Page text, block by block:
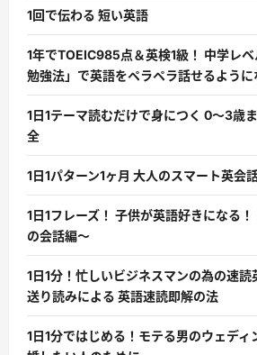
1回で伝わる 短い英語
1年でTOEIC985点＆英検1級！ 中学レ
勉強法」で英語をペラペラ話せるように
1日1テーマ読むだけで身につく 0〜3歳
全
1日1パターン1ヶ月 大人のスマート英会
1日1フレーズ！ 子供が英語好きになる
の会話編〜
1日1分！忙しいビジネスマンの為の速
送り読みによる 英語速読即解の法
1日1分ではじめる！モテる男のウェデ